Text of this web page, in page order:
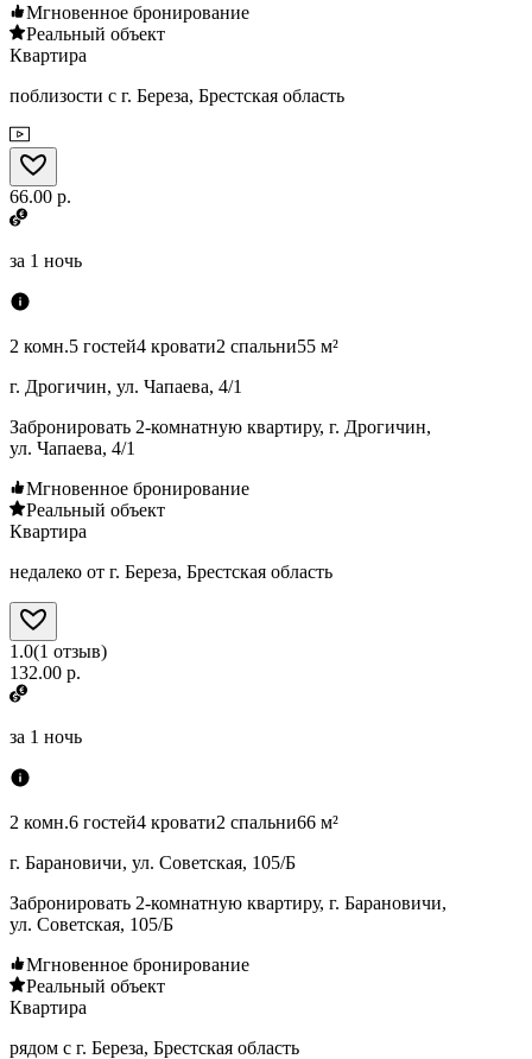
Мгновенное бронирование
Реальный объект
Квартира
поблизости с г. Береза, Брестская область
66.00 р.
за 1 ночь
2 комн.5 гостей4 кровати2 спальни55 м²
г. Дрогичин, ул. Чапаева, 4/1
Забронировать 2-комнатную квартиру, г. Дрогичин,
ул. Чапаева, 4/1
Мгновенное бронирование
Реальный объект
Квартира
недалеко от г. Береза, Брестская область
1.0(1 отзыв)
132.00 р.
за 1 ночь
2 комн.6 гостей4 кровати2 спальни66 м²
г. Барановичи, ул. Советская, 105/Б
Забронировать 2-комнатную квартиру, г. Барановичи,
ул. Советская, 105/Б
Мгновенное бронирование
Реальный объект
Квартира
рядом с г. Береза, Брестская область